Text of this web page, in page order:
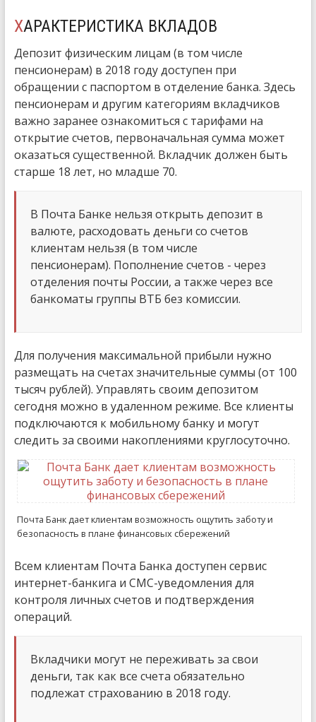
ХАРАКТЕРИСТИКА ВКЛАДОВ
Депозит физическим лицам (в том числе
пенсионерам) в 2018 году доступен при
обращении с паспортом в отделение банка. Здесь
пенсионерам и другим категориям вкладчиков
важно заранее ознакомиться с тарифами на
открытие счетов, первоначальная сумма может
оказаться существенной. Вкладчик должен быть
старше 18 лет, но младше 70.
В Почта Банке нельзя открыть депозит в
валюте, расходовать деньги со счетов
клиентам нельзя (в том числе
пенсионерам). Пополнение счетов - через
отделения почты России, а также через все
банкоматы группы ВТБ без комиссии.
Для получения максимальной прибыли нужно
размещать на счетах значительные суммы (от 100
тысяч рублей). Управлять своим депозитом
сегодня можно в удаленном режиме. Все клиенты
подключаются к мобильному банку и могут
следить за своими накоплениями круглосуточно.
Почта Банк дает клиентам возможность ощутить заботу и
безопасность в плане финансовых сбережений
Всем клиентам Почта Банка доступен сервис
интернет-банкига и СМС-уведомления для
контроля личных счетов и подтверждения
операций.
Вкладчики могут не переживать за свои
деньги, так как все счета обязательно
подлежат страхованию в 2018 году.